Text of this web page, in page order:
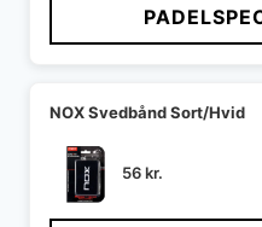
NOX Svedbånd Sort/Hvid
56kr.